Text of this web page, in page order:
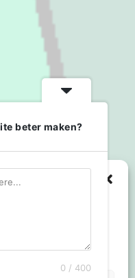
van cookies om
van deze technologie
of bezoekers van deze site.
van de site
WordPress.
beter maken?
0 / 400